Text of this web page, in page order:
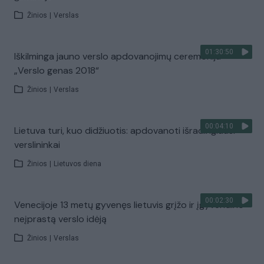
Žinios Verslas
01:30:50
Iškilminga jauno verslo apdovanojimų ceremonija
„Verslo genas 2018“
Žinios Verslas
00:04:10
Lietuva turi, kuo didžiuotis: apdovanoti išradingiausi
verslininkai
Žinios Lietuvos diena
00:02:30
Venecijoje 13 metų gyvenęs lietuvis grįžo ir įgyvendino
neįprastą verslo idėją
Žinios Verslas